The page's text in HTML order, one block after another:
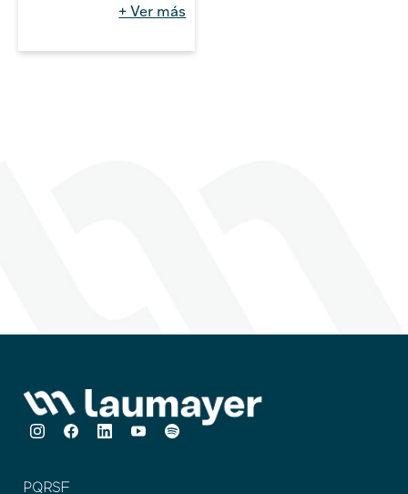
económica para los
proyectos, basados en
previamente
+ Ver más
PQRSF